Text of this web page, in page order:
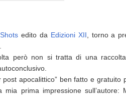
edito da Edizioni XII , torno a
però non si tratta di una
post apocalittico” ben fatto e gratuito
mia prima impressione sull’autore: